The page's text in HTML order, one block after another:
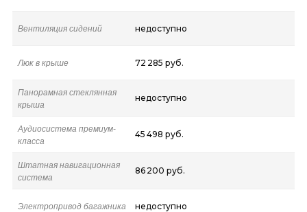
Вентиляция сидений недоступно
Люк в крыше 72 285 руб.
Панорамная стеклянная
крыша
недоступно
Аудиосистема премиум-
класса
45 498 руб.
Штатная навигационная
система
86 200 руб.
Электропривод багажника недоступно